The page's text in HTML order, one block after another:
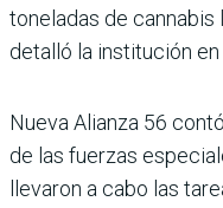
toneladas de cannabis
detalló la institución
Nueva Alianza 56
de las fuerzas
llevaron a cabo las